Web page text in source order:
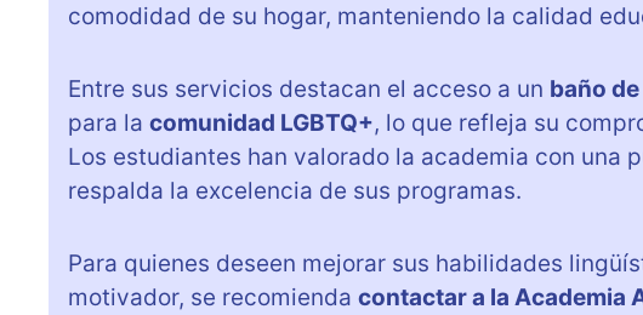
comodidad de su hogar, manteniendo la calidad
Entre sus servicios destacan el acceso a un baño
para la comunidad LGBTQ+, lo que refleja su
Los estudiantes han valorado la academia con una
respalda la excelencia de sus programas.
Para quienes deseen mejorar sus habilidades
motivador, se recomienda contactar a la Academia